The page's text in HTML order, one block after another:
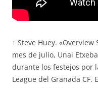
↑ Steve Huey.
mes de julio, Unai
durante los festejos por
League del Granada